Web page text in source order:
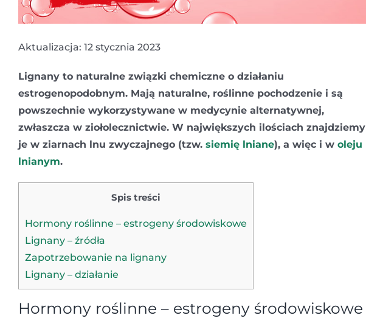
Aktualizacja: 12 stycznia 2023
Lignany to naturalne związki chemiczne o działaniu
estrogenopodobnym. Mają naturalne, roślinne pochodzenie i są
powszechnie wykorzystywane w medycynie alternatywnej,
zwłaszcza w ziołolecznictwie. W największych ilościach znajdziemy
je w ziarnach lnu zwyczajnego (tzw. siemię lniane), a więc i w oleju
lnianym.
Spis treści
Hormony roślinne – estrogeny środowiskowe
Lignany – źródła
Zapotrzebowanie na lignany
Lignany – działanie
Hormony roślinne – estrogeny środowiskowe